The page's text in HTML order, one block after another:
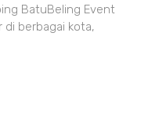
BatuBeling Event
di berbagai kota,